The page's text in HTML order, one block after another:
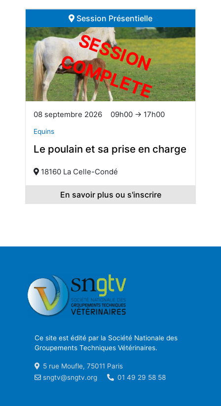
Session Présentielle
S
E
S
S
I
O
N C
O
M
P
L
E
T
E
08 septembre 2026 09h00 → 17h00
Equins
Le poulain et sa prise en charge
18160 La Celle-Condé
En savoir plus ou s'inscrire
Ce site est édité par la Société Nationale des
Groupements Techniques Vétérinaires.
5 rue Moufle, 75011 Paris
sngtv@sngtv.org
01 49 29 58 58